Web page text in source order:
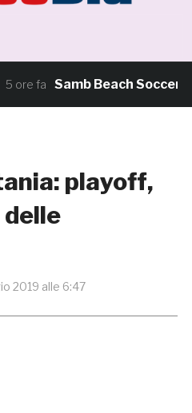
fa Samb Beach Soccer, il
playoff,
delle
2019 alle 6:47